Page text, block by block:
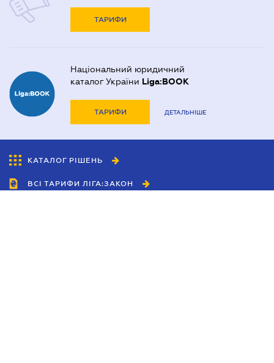
ТАРИФИ
Національний юридичний
каталог України Liga:BOOK
ТАРИФИ ДЕТАЛЬНІШЕ
КАТАЛОГ РІШЕНЬ
ВСІ ТАРИФИ ЛІГА:ЗАКОН